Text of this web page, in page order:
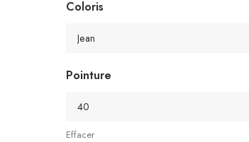
Coloris
Pointure
Effacer